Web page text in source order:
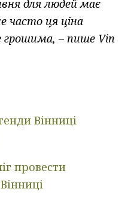
для людей має
часто ця ціна
грошима, – пише Vin
Вінниці
провести